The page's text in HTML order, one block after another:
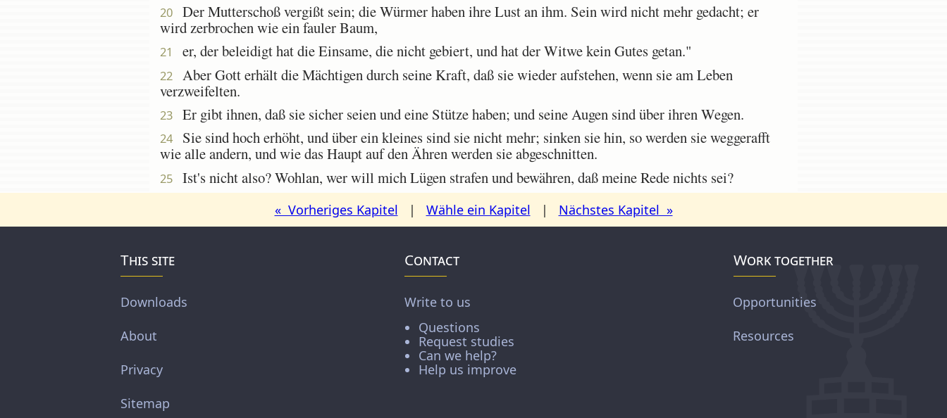
20
Der Mutterschoß vergißt sein; die Würmer haben ihre Lust an ihm. Sein wird nicht mehr gedacht; er
wird zerbrochen wie ein fauler Baum,
21 er, der beleidigt hat die Einsame, die nicht gebiert, und hat der Witwe kein Gutes getan."
22
Aber Gott erhält die Mächtigen durch seine Kraft, daß sie wieder aufstehen, wenn sie am Leben
verzweifelten.
23 Er gibt ihnen, daß sie sicher seien und eine Stütze haben; und seine Augen sind über ihren Wegen.
24
Sie sind hoch erhöht, und über ein kleines sind sie nicht mehr; sinken sie hin, so werden sie weggerafft
wie alle andern, und wie das Haupt auf den Ähren werden sie abgeschnitten.
25 Ist's nicht also? Wohlan, wer will mich Lügen strafen und bewähren, daß meine Rede nichts sei?
« Vorheriges Kapitel | Wähle ein Kapitel | Nächstes Kapitel »
This site
Downloads
About
Privacy
Sitemap
Contact
Write to us
Questions
Request studies
Can we help?
Help us improve
Work together
Opportunities
Resources